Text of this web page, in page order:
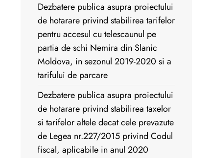
Dezbatere publica asupra proiectului
de hotarare privind stabilirea tarifelor
pentru accesul cu telescaunul pe
partia de schi Nemira din Slanic
Moldova, in sezonul 2019-2020 si a
tarifului de parcare
Dezbatere publica asupra proiectului
de hotarare privind stabilirea taxelor
si tarifelor altele decat cele prevazute
de Legea nr.227/2015 privind Codul
fiscal, aplicabile in anul 2020